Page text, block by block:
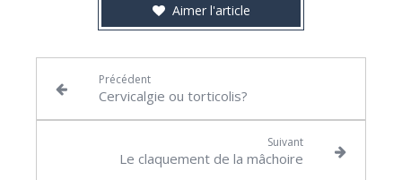
Aimer l'article
Précédent
Cervicalgie ou torticolis?
Suivant
Le claquement de la mâchoire